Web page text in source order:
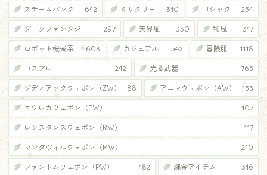
スチームパンク 642 ミリタリー 310 ゴシック 254
ダークファンタジー 297 天界風 350 和風 317
ロボット機械系 603 カジュアル 542 冒険服 1118
コスプレ 242 光る武器 765
ゾディアックウェポン（ZW） 88 アニマウェポン（AW） 153
エウレカウェポン（EW） 107
レジスタンスウェポン（RW） 117
マンダヴィルウェポン（MW） 210
ファントムウェポン（PW） 182 課金アイテム 316